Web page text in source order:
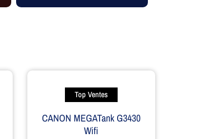
Top Ventes
CANON MEGATank G3430
Wifi